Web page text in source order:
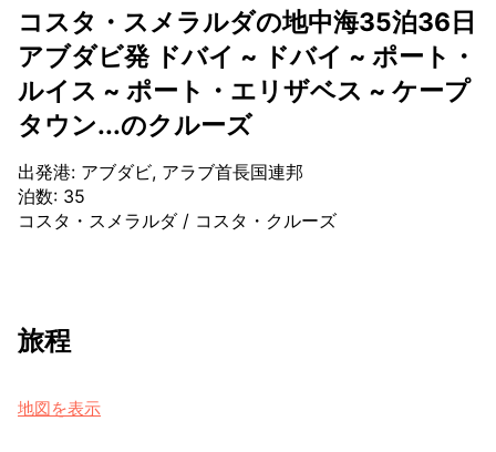
コスタ・スメラルダの地中海35泊36日
アブダビ発 ドバイ ~ ドバイ ~ ポート・
ルイス ~ ポート・エリザベス ~ ケープ
タウン...のクルーズ
出発港: アブダビ, アラブ首長国連邦
泊数: 35
コスタ・スメラルダ/ コスタ・クルーズ
旅程
地図を表示